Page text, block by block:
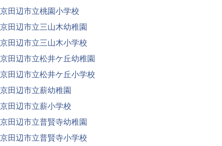
京田辺市立桃園小学校
京田辺市立三山木幼稚園
京田辺市立三山木小学校
京田辺市立松井ケ丘幼稚園
京田辺市立松井ケ丘小学校
京田辺市立薪幼稚園
京田辺市立薪小学校
京田辺市立普賢寺幼稚園
京田辺市立普賢寺小学校